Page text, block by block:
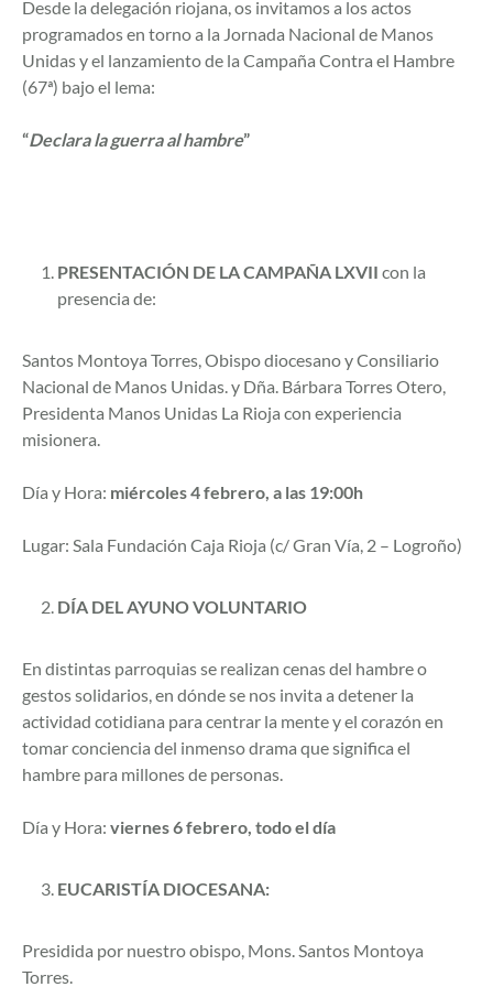
Desde la delegación riojana, os invitamos a los actos
programados en torno a la Jornada Nacional de Manos
Unidas y el lanzamiento de la Campaña Contra el Hambre
(67ª) bajo el lema:
“Declara la guerra al hambre”
PRESENTACIÓN DE LA CAMPAÑA LXVII con la
presencia de:
Santos Montoya Torres, Obispo diocesano y Consiliario
Nacional de Manos Unidas. y Dña. Bárbara Torres Otero,
Presidenta Manos Unidas La Rioja con experiencia
misionera.
Día y Hora: miércoles 4 febrero, a las 19:00h
Lugar: Sala Fundación Caja Rioja (c/ Gran Vía, 2 – Logroño)
DÍA DEL AYUNO VOLUNTARIO
En distintas parroquias se realizan cenas del hambre o
gestos solidarios, en dónde se nos invita a detener la
actividad cotidiana para centrar la mente y el corazón en
tomar conciencia del inmenso drama que significa el
hambre para millones de personas.
Día y Hora: viernes 6 febrero, todo el día
EUCARISTÍA DIOCESANA:
Presidida por nuestro obispo, Mons. Santos Montoya
Torres.